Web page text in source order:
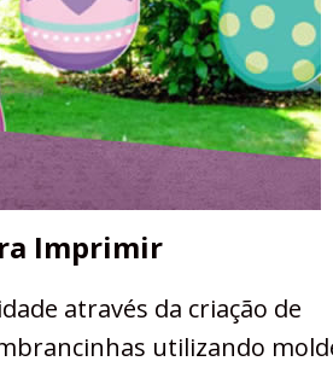
Imprimir
através da criação de
utilizando